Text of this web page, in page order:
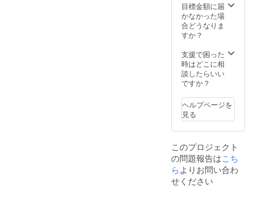
目標金額に届
かなかった場
合どうなりま
すか？
支援で困った
時はどこに相
談したらいい
ですか？
ヘルプページを
見る
このプロジェクト
の問題報告はこち
らよりお問い合わ
せください